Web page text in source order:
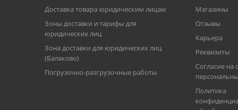
Доставка товара юридическим лицам
Зоны доставки и тарифы для
юридических лиц
Зона доставки для юридических лиц
(Балаково)
Погрузочно-разгрузочные работы
Магазины
Отзывы
Карьера
Реквизиты
Согласие на
Политика